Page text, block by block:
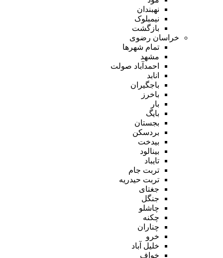
نهبندان
نیمبلوک
بازگشت
خراسان رضوی
تمام شهر‌ها
مشهد
احمدآباد صولت
انابد
باجگیران
باخرز
بار
بایگ
بجستان
بردسکن
بیدخت
بینالود
تایباد
تربت جام
تربت حیدریه
جغتای
جنگل
چاشلو
چکنه
چناران
خرو
خلیل آباد
خواف